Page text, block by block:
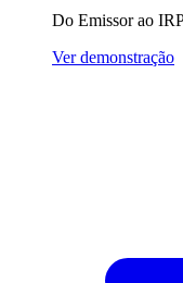
Do Emissor ao
Ver demonstração